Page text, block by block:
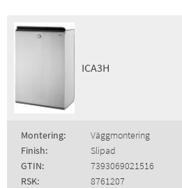
ICA3H
Montering:
Väggmontering
Finish:
Slipad
GTIN:
7393069021516
RSK:
8761207